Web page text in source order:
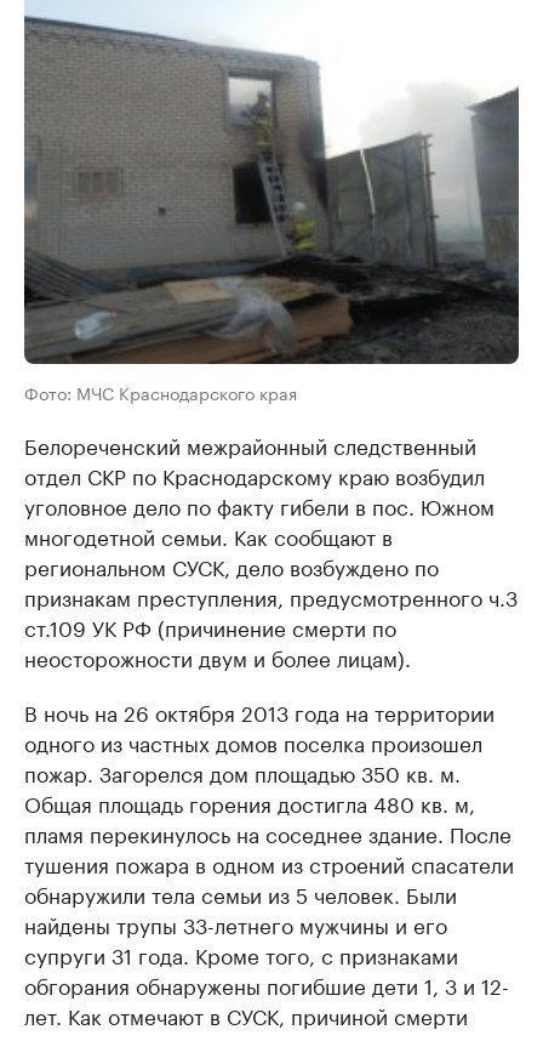
Фото: МЧС Краснодарского края
Белореченский межрайонный следственный
отдел СКР по Краснодарскому краю возбудил
уголовное дело по факту гибели в пос. Южном
многодетной семьи. Как сообщают в
региональном СУСК, дело возбуждено по
признакам преступления, предусмотренного ч.3
ст.109 УК РФ (причинение смерти по
неосторожности двум и более лицам).
В ночь на 26 октября 2013 года на территории
одного из частных домов поселка произошел
пожар. Загорелся дом площадью 350 кв. м.
Общая площадь горения достигла 480 кв. м,
пламя перекинулось на соседнее здание. После
тушения пожара в одном из строений спасатели
обнаружили тела семьи из 5 человек. Были
найдены трупы 33-летнего мужчины и его
супруги 31 года. Кроме того, с признаками
обгорания обнаружены погибшие дети 1, 3 и 12-
лет. Как отмечают в СУСК, причиной смерти